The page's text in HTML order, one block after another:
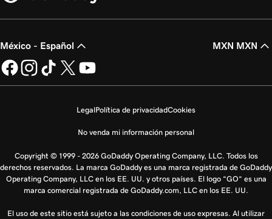
México - Español MXN MXN
LegalPolítica de privacidadCookies
No venda mi información personal
Copyright © 1999 - 2026 GoDaddy Operating Company, LLC. Todos los
derechos reservados. La marca GoDaddy es una marca registrada de GoDaddy
Operating Company, LLC en los EE. UU. y otros países. El logo “GO” es una
marca comercial registrada de GoDaddy.com, LLC en los EE. UU.
El uso de este sitio está sujeto a las condiciones de uso expresas. Al utilizar